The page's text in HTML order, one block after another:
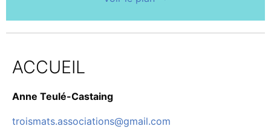
ACCUEIL
Anne Teulé-Castaing
troismats.associations@gmail.com